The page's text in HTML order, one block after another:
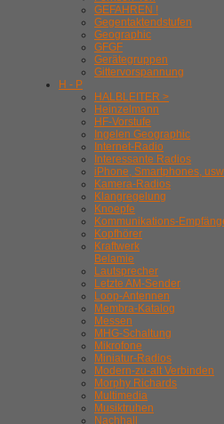
GEFAHREN !
Gegentaktendstufen
Geographic
GFGF
Gerätegruppen
Gittervorspannung
H - P
HALBLEITER >
Heinzelmann
HF-Vorstufe
Ingelen Geographic
Internet-Radio
Interessante Radios
iPhone, Smartphones,
Kamera-Radios
Klangregelung
Knoepfe
Kommunikations-
Kopfhörer
Kraftwerk
Belamie
Lautsprecher
Letzte AM-Sender
Loop-Antennen
Membra-Katalog
Messen
MHG-Schaltung
Mikrofone
Miniatur-Radios
Modern-zu-alt Verbinden
Morphy Richards
Multimedia
Musiktruhen
Nachhall